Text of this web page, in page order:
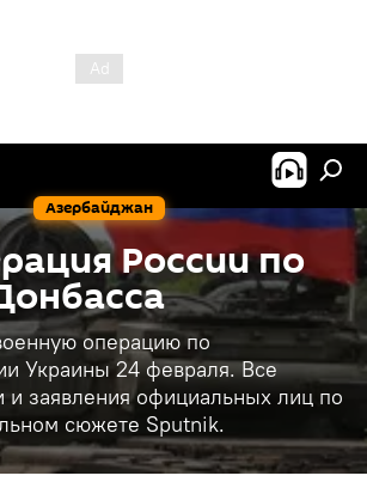
Азербайджан
России по
операцию по
Украины 24 февраля. Все
и заявления официальных лиц по
сюжете Sputnik.